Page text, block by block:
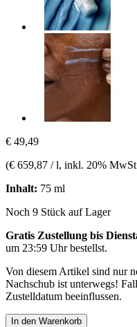
€ 49,49
(€ 659,87 / l, inkl. 20%
Inhalt: 75 ml
Noch 9 Stück auf Lager
Gratis Zustellung bis
um 23:59 Uhrbestellst.
Von diesem Artikel sind nur
Nachschub ist unterwegs!
Zustelldatum beeinflussen.
In den Warenkorb